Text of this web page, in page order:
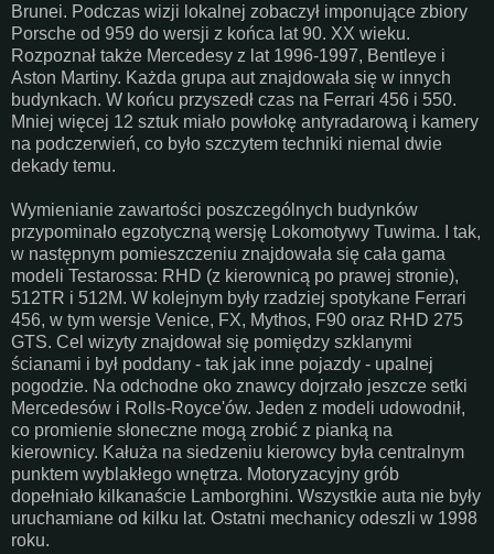
Brunei. Podczas wizji lokalnej zobaczył imponujące zbiory
Porsche od 959 do wersji z końca lat 90. XX wieku.
Rozpoznał także Mercedesy z lat 1996-1997, Bentleye i
Aston Martiny. Każda grupa aut znajdowała się w innych
budynkach. W końcu przyszedł czas na Ferrari 456 i 550.
Mniej więcej 12 sztuk miało powłokę antyradarową i kamery
na podczerwień, co było szczytem techniki niemal dwie
dekady temu.
Wymienianie zawartości poszczególnych budynków
przypominało egzotyczną wersję Lokomotywy Tuwima. I tak,
w następnym pomieszczeniu znajdowała się cała gama
modeli Testarossa: RHD (z kierownicą po prawej stronie),
512TR i 512M. W kolejnym były rzadziej spotykane Ferrari
456, w tym wersje Venice, FX, Mythos, F90 oraz RHD 275
GTS. Cel wizyty znajdował się pomiędzy szklanymi
ścianami i był poddany - tak jak inne pojazdy - upalnej
pogodzie. Na odchodne oko znawcy dojrzało jeszcze setki
Mercedesów i Rolls-Royce'ów. Jeden z modeli udowodnił,
co promienie słoneczne mogą zrobić z pianką na
kierownicy. Kałuża na siedzeniu kierowcy była centralnym
punktem wyblakłego wnętrza. Motoryzacyjny grób
dopełniało kilkanaście Lamborghini. Wszystkie auta nie były
uruchamiane od kilku lat. Ostatni mechanicy odeszli w 1998
roku.